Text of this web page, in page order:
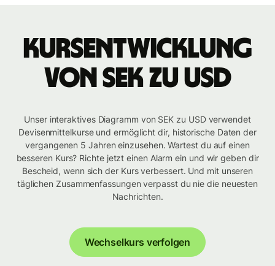
Kursentwicklung
von SEK zu USD
Unser interaktives Diagramm von SEK zu USD verwendet
Devisenmittelkurse und ermöglicht dir, historische Daten der
vergangenen 5 Jahren einzusehen. Wartest du auf einen
besseren Kurs? Richte jetzt einen Alarm ein und wir geben dir
Bescheid, wenn sich der Kurs verbessert. Und mit unseren
täglichen Zusammenfassungen verpasst du nie die neuesten
Nachrichten.
Wechselkurs verfolgen